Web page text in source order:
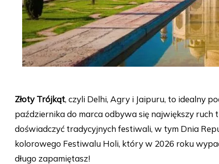
Złoty Trójkąt, czyli Delhi, Agry i Jaipuru, to idealny
października do marca odbywa się największy ruch
doświadczyć tradycyjnych festiwali, w tym Dnia
kolorowego Festiwalu Holi, który w 2026 roku
długo zapamiętasz!